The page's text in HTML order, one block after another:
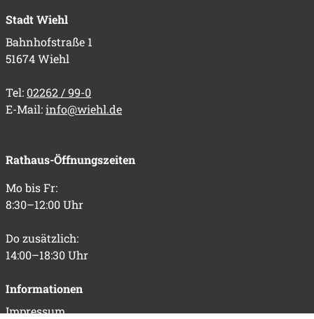
Stadt Wiehl
Bahnhofstraße 1
51674 Wiehl
Tel: 02262 / 99-0
E-Mail:info@wiehl.de
Rathaus-Öffnungszeiten
Mo bis Fr:
8:30–12:00 Uhr
Do zusätzlich:
14:00–18:30 Uhr
Informationen
Impressum